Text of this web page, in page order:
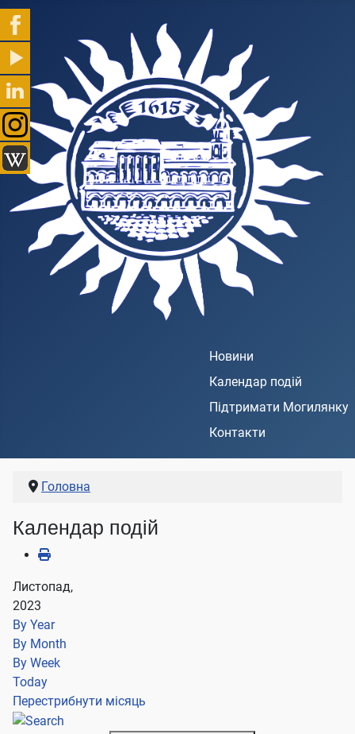
Новини
Календар подій
Підтримати Могилянку
Контакти
Головна
Календар подій
Листопад,
2023
By Year
By Month
By Week
Today
Перестрибнути місяць